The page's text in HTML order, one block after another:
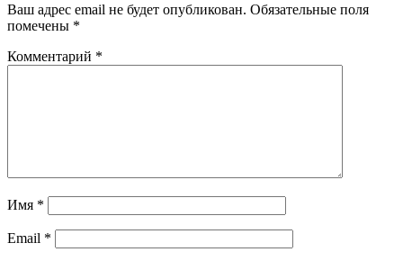
Ваш адрес email не будет опубликован. Обязательные поля
помечены *
Комментарий *
Имя *
Email *